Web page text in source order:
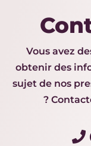
Vous avez
obtenir des
sujet de nos
?